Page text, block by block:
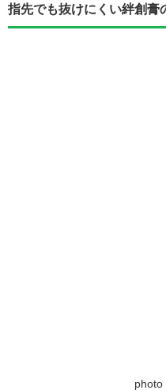
指先でも抜けにくい絆創膏
photo